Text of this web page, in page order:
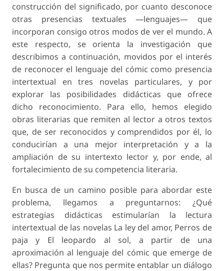
construcción del significado, por cuanto desconoce
otras presencias textuales —lenguajes— que
incorporan consigo otros modos de ver el mundo. A
este respecto, se orienta la investigación que
describimos a continuación, movidos por el interés
de reconocer el lenguaje del cómic como presencia
intertextual en tres novelas particulares, y por
explorar las posibilidades didácticas que ofrece
dicho reconocimiento. Para ello, hemos elegido
obras literarias que remiten al lector a otros textos
que, de ser reconocidos y comprendidos por él, lo
conducirían a una mejor interpretación y a la
ampliación de su intertexto lector y, por ende, al
fortalecimiento de su competencia literaria.
En busca de un camino posible para abordar este
problema, llegamos a preguntarnos: ¿Qué
estrategias didácticas estimularían la lectura
intertextual de las novelas La ley del amor, Perros de
paja y El leopardo al sol, a partir de una
aproximación al lenguaje del cómic que emerge de
ellas? Pregunta que nos permite entablar un diálogo